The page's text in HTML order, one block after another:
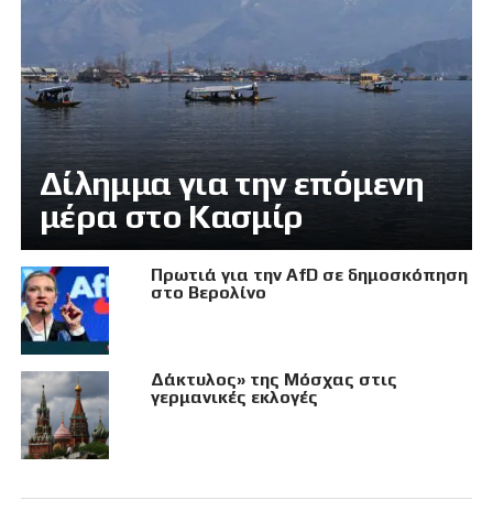
Δίλημμα για την επόμενη
μέρα στο Κασμίρ
Πρωτιά για την AfD σε δημοσκόπηση
στο Βερολίνο
Δάκτυλος» της Μόσχας στις
γερμανικές εκλογές